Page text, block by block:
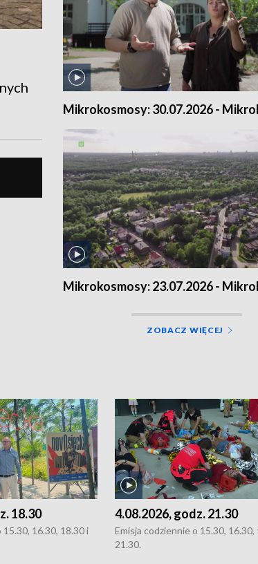
Mikrokosmosy: 30.07.2026 -
Mikrokosmosy: 23.07.2026 -
ZOBACZ WIĘCEJ
18.30
16.30, 18.30 i
4.08.2026, godz. 21.30
Emisja codziennie o 15.30, 16.30,
21.30.